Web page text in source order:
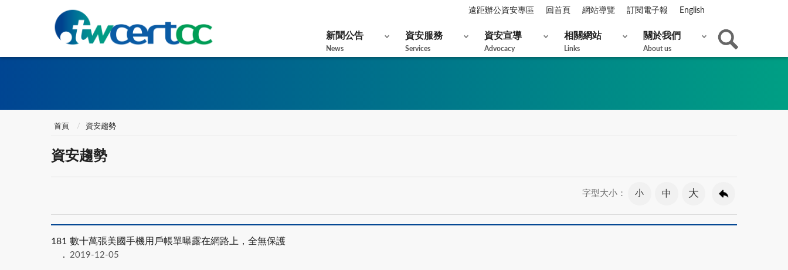
遠距辦公資安專區 回首頁 網站導覽 訂閱電子報 English
新聞公告
News
資安服務
Services
資安宣導
Advocacy
相關網站
Links
關於我們
About us
首頁 資安趨勢
資安趨勢
字型大小： 小 中 大
181 數十萬張美國手機用戶帳單曝露在網路上，全無保護
2019-12-05